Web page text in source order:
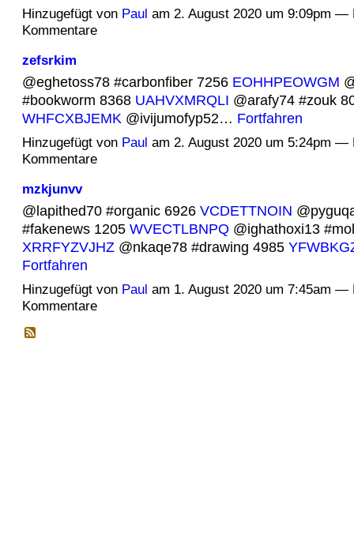
Hinzugefügt von Paul am 2. August 2020 um 9:09pm —
Kommentare
zefsrkim
@eghetoss78 #carbonfiber 7256 EOHHPEOWGM
#bookworm 8368 UAHVXMRQLI @arafy74 #zouk
WHFCXBJEMK@ivijumofyp52… Fortfahren
Hinzugefügt von Paul am 2. August 2020 um 5:24pm —
Kommentare
mzkjunvv
@lapithed70 #organic 6926 VCDETTNOIN
#fakenews 1205 WVECTLBNPQ@ighathoxi13
XRRFYZVJHZ@nkaqe78 #drawing 4985
Fortfahren
Hinzugefügt von Paul am 1. August 2020 um 7:45am —
Kommentare